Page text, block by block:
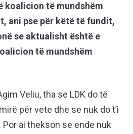
koalicion të mundshëm
ani pse për këtë të fundit,
se aktualisht është e
të mundshëm
Veliu, tha se LDK do të
për vete dhe se nuk do t’i
ai thekson se ende nuk